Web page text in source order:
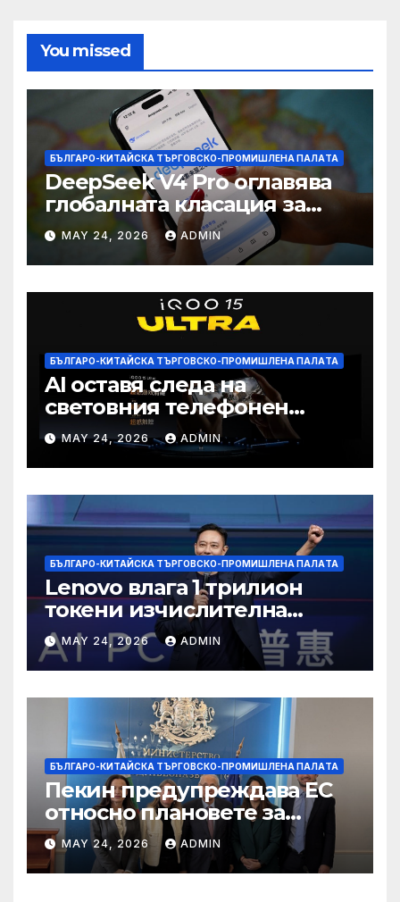
You missed
БЪЛГАРО-КИТАЙСКА ТЪРГОВСКО-ПРОМИШЛЕНА ПАЛAТА
DeepSeek V4 Pro оглавява
глобалната класация за
печалба след 75%
намаление на цената
MAY 24, 2026 ADMIN
БЪЛГАРО-КИТАЙСКА ТЪРГОВСКО-ПРОМИШЛЕНА ПАЛAТА
AI оставя следа на
световния телефонен
пазар
MAY 24, 2026 ADMIN
БЪЛГАРО-КИТАЙСКА ТЪРГОВСКО-ПРОМИШЛЕНА ПАЛAТА
Lenovo влага 1 трилион
токени изчислителна
мощност в AI екосистемата
MAY 24, 2026 ADMIN
БЪЛГАРО-КИТАЙСКА ТЪРГОВСКО-ПРОМИШЛЕНА ПАЛAТА
Пекин предупреждава ЕС
относно плановете за
насочване към китайски
продукти
MAY 24, 2026 ADMIN